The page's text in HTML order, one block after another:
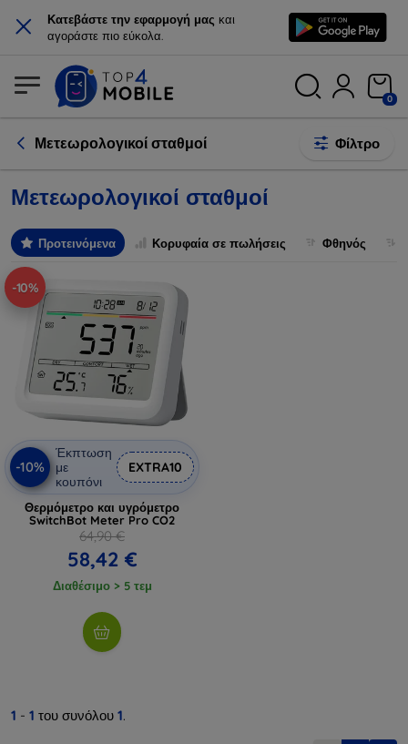
× Κατεβάστε την εφαρμογή μας και
αγοράστε πιο εύκολα.
0
Μετεωρολογικοί σταθμοί Φίλτρο
Μετεωρολογικοί σταθμοί
Προτεινόμενα Κορυφαία σε πωλήσεις Φθηνός
-10%
-10%
Έκπτωση
με
κουπόνι
EXTRA10
Θερμόμετρο και υγρόμετρο
SwitchBot Meter Pro CO2
64,90 €
58,42 €
Διαθέσιμο > 5 τεμ
1 - 1 του συνόλου 1.